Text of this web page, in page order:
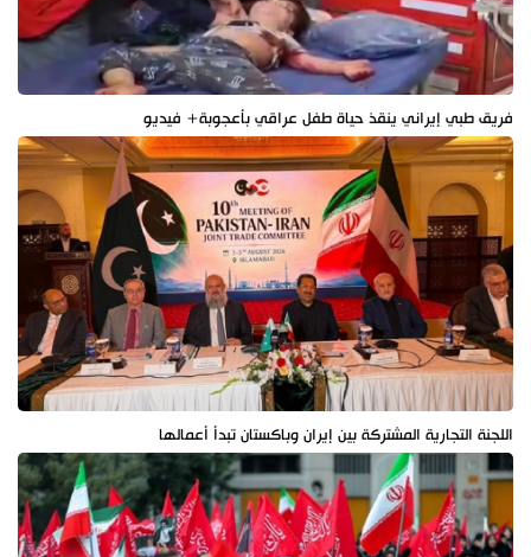
فريق طبي إيراني ينقذ حياة طفل عراقي بأعجوبة+ فيديو
اللجنة التجارية المشتركة بين إيران وباكستان تبدأ أعمالها